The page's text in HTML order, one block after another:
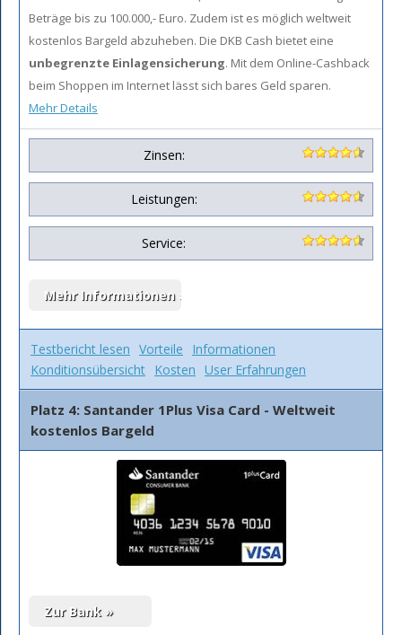
Beträge bis zu 100.000,- Euro. Zudem ist es möglich weltweit
kostenlos Bargeld abzuheben. Die DKB Cash bietet eine
unbegrenzte Einlagensicherung. Mit dem Online-Cashback
beim Shoppen im Internet lässt sich bares Geld sparen.
Mehr Details
Zinsen:
Leistungen:
Service:
Testbericht lesen Vorteile
Informationen
Konditionsübersicht Kosten User Erfahrungen
Platz 4: Santander 1Plus Visa Card - Weltweit
kostenlos Bargeld